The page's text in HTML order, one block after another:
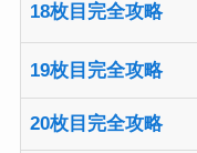
18枚目完全攻略
19枚目完全攻略
20枚目完全攻略